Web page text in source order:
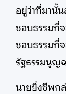
อยู่ว่าที่มานั้
ชอบธรรมที่จ
ชอบธรรมที่จ
รัฐธรรมนูญ
นายยิ่งชีพกล่